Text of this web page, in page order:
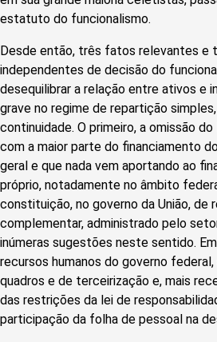
estatuto do funcionalismo.
Desde então, três fatos relevantes e
independentes de decisão do
desequilibrar a relação entre ativos e
grave no regime de repartição
continuidade. O primeiro, a omissão
com a maior parte do financiamento
geral e que nada vem aportando ao
próprio, notadamente no âmbito
constituição, no governo da União, de
complementar, administrado pelo
inúmeras sugestões neste sentido.
recursos humanos do governo
quadros e de terceirização e, mais
das restrições da lei de
participação da folha de pessoal na